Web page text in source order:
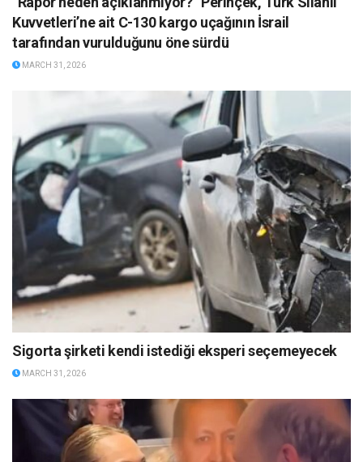
Kuvvetleri’ne ait C-130 kargo uçağının İsrail
tarafından vurulduğunu öne sürdü
MARCH 31, 2026
Sigorta şirketi kendi istediği eksperi seçemeyecek
MARCH 31, 2026